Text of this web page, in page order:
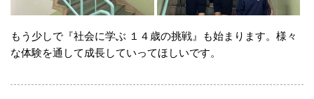
もう少しで『社会に学ぶ １４歳の挑戦』も始まります。様々
な体験を通して成長していってほしいです。